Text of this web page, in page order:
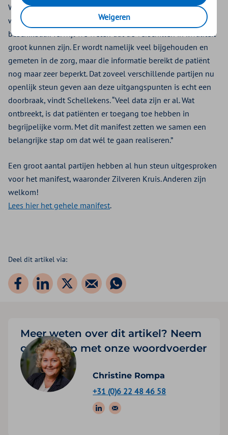
Wie zorg nodig heeft, wil weten waar je goed geholpen
wordt. Toch is die informatie voor patiënten nauwelijks
beschikbaar. Terwijl we weten dat de verschillen in kwaliteit
groot kunnen zijn. Er wordt namelijk veel bijgehouden en
gemeten in de zorg, maar die informatie bereikt de patiënt
nog maar zeer beperkt. Dat zoveel verschillende partijen nu
openlijk steun geven aan deze uitgangspunten is echt een
doorbraak, vindt Schellekens. “Veel data zijn er al. Wat
ontbreekt, is dat patiënten er toegang toe hebben in
begrijpelijke vorm. Met dit manifest zetten we samen een
belangrijke stap om dat wél te gaan realiseren.”
Een groot aantal partijen hebben al hun steun uitgesproken
voor het manifest, waaronder Zilveren Kruis. Anderen zijn
welkom!
Lees hier het gehele manifest.
Deel dit artikel via:
Meer weten over dit artikel? Neem
contact op met onze woordvoerder
Christine Rompa
+31 (0)6 22 48 46 58
Volg ons op: LinkedIn
Stuur een e-mail
Weigeren